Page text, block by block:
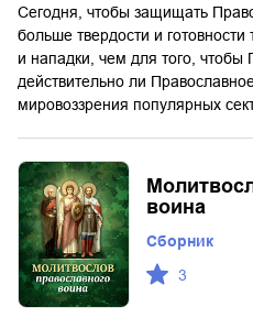
Сегодня, чтобы защищать
больше твердости и готовности
и нападки, чем для того, чтобы
действительно ли
мировоззрения популярных
воина
Сборник
3